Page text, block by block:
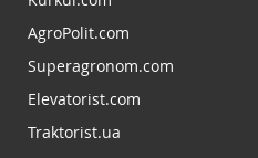
AgroPolit.com
Superagronom.com
Elevatorist.com
Traktorist.ua